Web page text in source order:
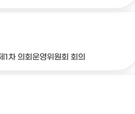
차 의회운영위원회 회의